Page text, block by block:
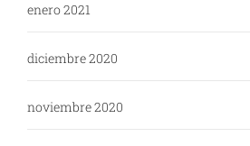
enero 2021
diciembre 2020
noviembre 2020